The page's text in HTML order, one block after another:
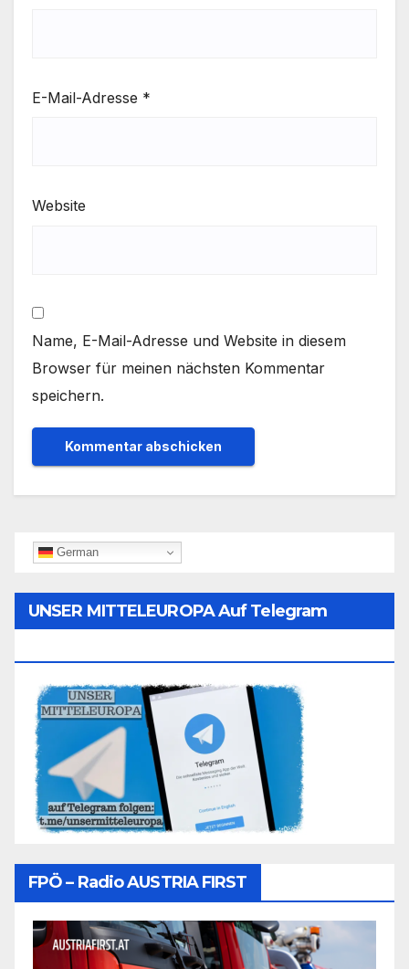
E-Mail-Adresse *
Website
Name, E-Mail-Adresse und Website in diesem
Browser für meinen nächsten Kommentar
speichern.
German
UNSER MITTELEUROPA Auf Telegram
FPÖ – Radio AUSTRIA FIRST